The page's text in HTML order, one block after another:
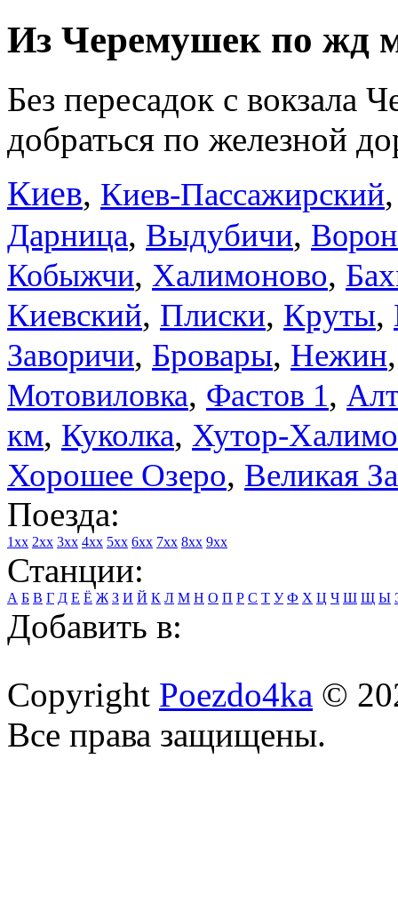
Из Черемушек по жд
Без пересадок с вокзала
добраться по железной
Киев, Киев-Пассажирский
Дарница, Выдубичи,
Кобыжчи, Халимоново,
Киевский, Плиски, Круты,
Заворичи, Бровары, Нежин
Мотовиловка, Фастов 1,
км, Куколка, Хутор-
Хорошее Озеро, Великая
Поезда:
1xx 2xx 3xx 4xx 5xx 6xx 7xx 8xx 9xx
Станции:
А Б В Г Д Е Ё Ж З И Й К Л М Н О П Р С Т У Ф Х Ц Ч Ш Щ Ы
Добавить в:
Copyright Poezdo4ka ©
Все права защищены.